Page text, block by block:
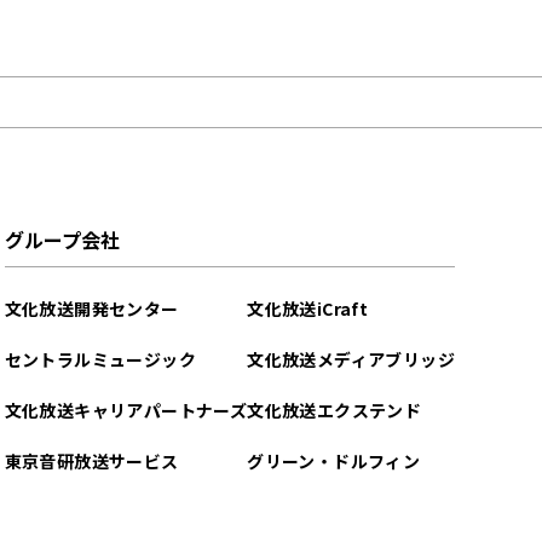
グループ会社
文化放送開発センター
セントラルミュージック
文化放送キャリアパートナーズ
東京音研放送サービス
文化放送iCraft
文化放送メディアブリッジ
文化放送エクステンド
グリーン・ドルフィン